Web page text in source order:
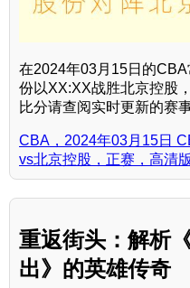
在2024年03月15日的
份以XX:XX战胜北京控股
比分请查阅实时更新的赛
CBA，2024年03月15日
vs北京控股，正赛，高清版
重返街头：解析
出》的英雄传奇